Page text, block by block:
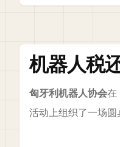
机器人税
匈牙利机器人协会在
活动上组织了一场圆